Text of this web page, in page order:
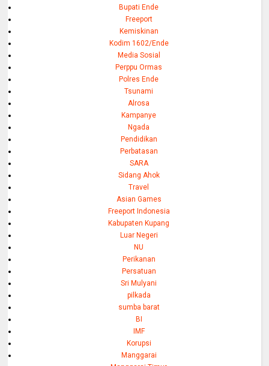
Bupati Ende
Freeport
Kemiskinan
Kodim 1602/Ende
Media Sosial
Perppu Ormas
Polres Ende
Tsunami
Alrosa
Kampanye
Ngada
Pendidikan
Perbatasan
SARA
Sidang Ahok
Travel
Asian Games
Freeport Indonesia
Kabupaten Kupang
Luar Negeri
NU
Perikanan
Persatuan
Sri Mulyani
pilkada
sumba barat
BI
IMF
Korupsi
Manggarai